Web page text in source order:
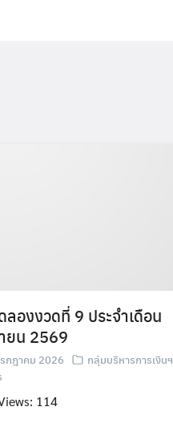
องงวดที่ 9 ประจำเดือน
ยน 2569
กฎาคม 2026 กลุ่มบริหารการเงินฯ
114